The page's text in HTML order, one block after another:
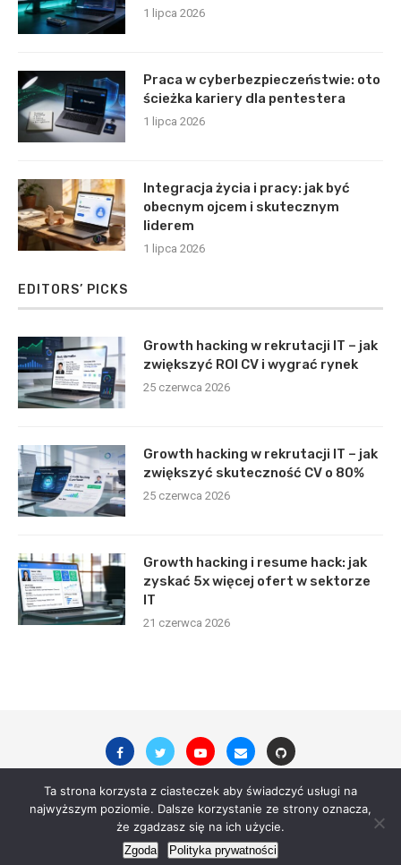
1 lipca 2026
Praca w cyberbezpieczeństwie: oto
ścieżka kariery dla pentestera
1 lipca 2026
Integracja życia i pracy: jak być
obecnym ojcem i skutecznym
liderem
1 lipca 2026
EDITORS’ PICKS
Growth hacking w rekrutacji IT – jak
zwiększyć ROI CV i wygrać rynek
25 czerwca 2026
Growth hacking w rekrutacji IT – jak
zwiększyć skuteczność CV o 80%
25 czerwca 2026
Growth hacking i resume hack: jak
zyskać 5x więcej ofert w sektorze
IT
21 czerwca 2026
© 2023 - All Right Reserved. digitalsite.pl
Ta strona korzysta z ciasteczek aby świadczyć usługi na
najwyższym poziomie. Dalsze korzystanie ze strony oznacza,
że zgadzasz się na ich użycie.
Zgoda Polityka prywatności